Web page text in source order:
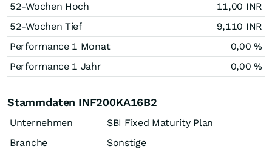
52-Wochen Hoch
11,00 INR
52-Wochen Tief
9,110 INR
Performance 1 Monat
0,00%
Performance 1 Jahr
0,00%
Stammdaten INF200KA16B2
Unternehmen
SBI Fixed Maturity Plan
Branche
Sonstige